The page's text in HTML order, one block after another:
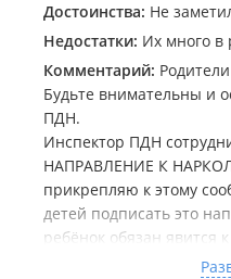
Достоинства: Не
Недостатки: Их много в
Комментарий:
Будьте внимательны и
ПДН.
Инспектор ПДН
НАПРАВЛЕНИЕ К
прикрепляю к этому
детей подписать это
ребёнок обязан явится
пример ПРИКАЗ МВД 845